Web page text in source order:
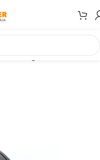
Miševi i grafički tableti